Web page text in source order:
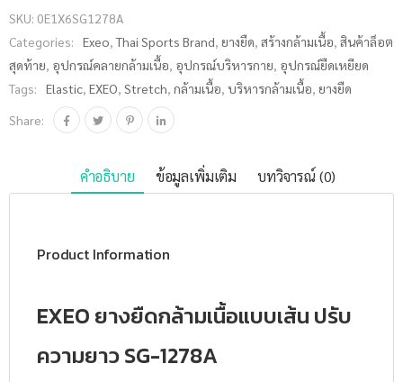
ความยาว
SG-1278A
ชิ้น
SKU: 0E1X6SG1278A
Categories:
Exeo,Thai Sports Brand, ยางยืด, สร้างกล้ามเนื้อ, สินค้าล็อต
สุดท้าย, อุปกรณ์คลายกล้ามเนื้อ, อุปกรณ์บริหารกาย, อุปกรณ์ยืดเหยียด
Tags:
Elastic, EXEO, Stretch, กล้ามเนื้อ, บริหารกล้ามเนื้อ, ยางยืด
Share:
คำอธิบาย ข้อมูลเพิ่มเติม บทวิจารณ์ (0)
Product Information
EXEO ยางยืดกล้ามเนื้อแบบเส้น ปรับ
ความยาว SG-1278A